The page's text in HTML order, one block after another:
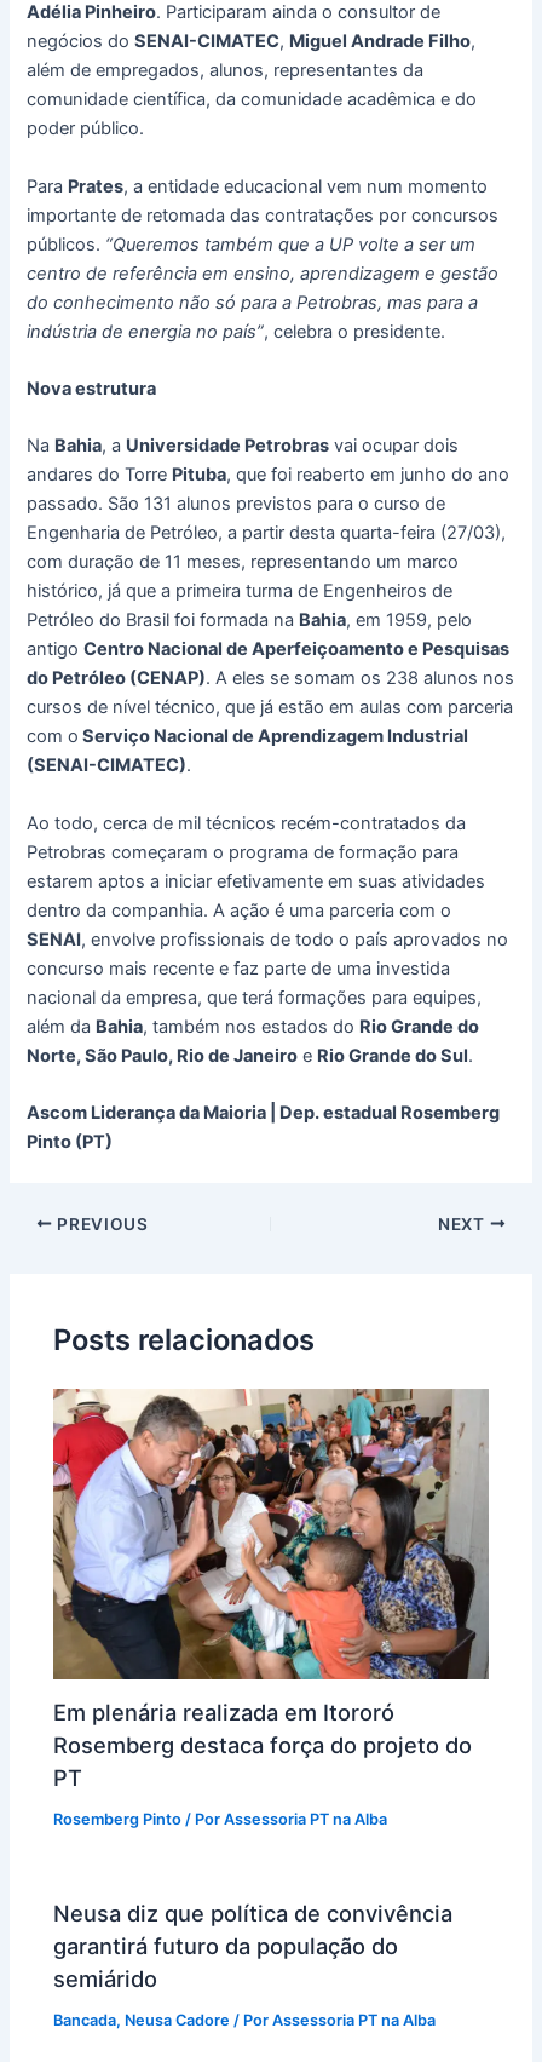
Adélia Pinheiro. Participaram ainda o consultor de
negócios doSENAI-CIMATEC, Miguel Andrade Filho,
além de empregados, alunos, representantes da
comunidade científica, da comunidade acadêmica e do
poder público.
Para Prates, a entidade educacional vem num momento
importante de retomada das contratações por concursos
públicos. “Queremos também que a UP volte a ser um
centro de referência em ensino, aprendizagem e gestão
do conhecimento não só para a Petrobras, mas para a
indústria de energia no país”, celebra o presidente.
Nova estrutura
Na Bahia, a Universidade Petrobras vai ocupar dois
andares do Torre Pituba, que foi reaberto em junho do ano
passado. São 131 alunos previstos para o curso de
Engenharia de Petróleo, a partir desta quarta-feira (27/03),
com duração de 11 meses, representando um marco
histórico, já que a primeira turma de Engenheiros de
Petróleo do Brasil foi formada na Bahia, em 1959, pelo
antigoCentro Nacional de Aperfeiçoamento e Pesquisas
do Petróleo (CENAP). A eles se somam os 238 alunos nos
cursos de nível técnico, que já estão em aulas com parceria
com o Serviço Nacional de Aprendizagem Industrial
(SENAI-CIMATEC).
Ao todo, cerca de mil técnicos recém-contratados da
Petrobras começaram o programa de formação para
estarem aptos a iniciar efetivamente em suas atividades
dentro da companhia. A ação é uma parceria com o
SENAI, envolve profissionais de todo o país aprovados no
concurso mais recente e faz parte de uma investida
nacional da empresa, que terá formações para equipes,
além da Bahia, também nos estados do Rio Grande do
Norte, São Paulo, Rio de Janeiro e Rio Grande do Sul.
Ascom Liderança da Maioria | Dep. estadual Rosemberg
Pinto (PT)
PREVIOUS NEXT
Posts relacionados
Em plenária realizada em Itororó
Rosemberg destaca força do projeto do
PT
Rosemberg Pinto / PorAssessoria PT na Alba
Neusa diz que política de convivência
garantirá futuro da população do
semiárido
Bancada, Neusa Cadore / PorAssessoria PT na Alba